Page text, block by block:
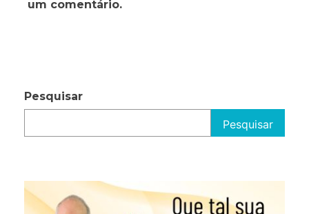
um comentário.
Pesquisar
Pesquisar